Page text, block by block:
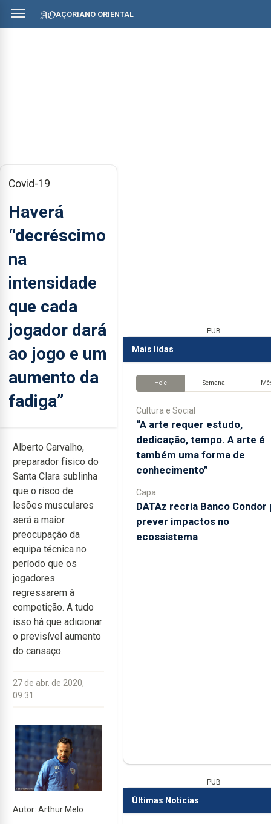
AÇORIANO ORIENTAL
Covid-19
Haverá
“decréscimo
na
intensidade
que cada
jogador dará
ao jogo e um
aumento da
fadiga”
Alberto Carvalho,
preparador físico do
Santa Clara sublinha
que o risco de
lesões musculares
será a maior
preocupação da
equipa técnica no
período que os
jogadores
regressarem à
competição. A tudo
isso há que adicionar
o previsível aumento
do cansaço.
27 de abr. de 2020,
09:31
Autor: Arthur Melo
PUB
Mais lidas
Hoje Semana
Cultura e Social
“A arte requer estudo,
dedicação, tempo. A arte é
também uma forma de
conhecimento”
Capa
DATAz recria Banco Condor
prever impactos no
ecossistema
PUB
Últimas Notícias